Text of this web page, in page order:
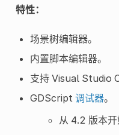
特性：
场景树编辑器。
内置脚本编辑器。
支持 Visual Studio
GDScript 调试器。
从 4.2 版本开